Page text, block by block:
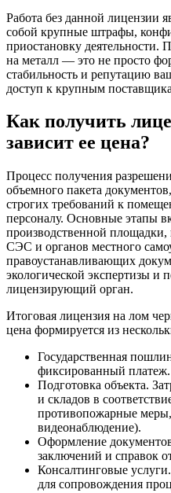
Работа без данной лицензии
собой крупные штрафы,
приостановку деятельности.
на металл — это не просто
стабильность и репутацию
доступ к крупным
Как получить
зависит ее цена?
Процесс получения
объемного пакета
строгих требований к
персоналу. Основные этапы
производственной
СЭС и органов местного
правоустанавливающих
экологической экспертизы и
лицензирующий орган.
Итоговая лицензия на лом
цена формируется из
Государственная
фиксированный платеж.
Подготовка объекта.
и складов в
противопожарные
видеонаблюдение).
Оформление
заключений и справок
Консалтинговые
для сопровождения